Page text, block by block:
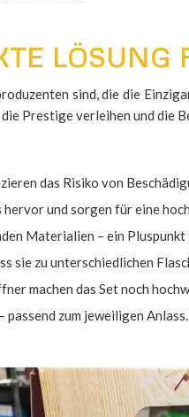
LÖSUNG
sind, die die
Prestige verleihen und die
das Risiko von
und sorgen für eine
Materialien – ein
sie zu unterschiedlichen
machen das Set noch
zum jeweiligen